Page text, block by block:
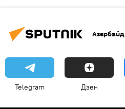
Telegram Дзен